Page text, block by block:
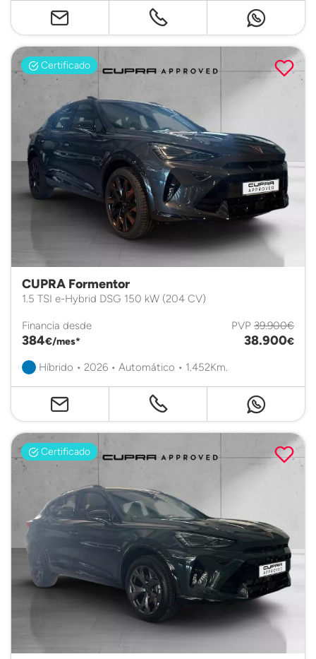
Certificado
CUPRA Formentor
1.5 TSI e-Hybrid DSG 150 kW (204 CV)
Financia desde
384€/mes*
PVP 39.900€
38.900€
Híbrido • 2026 • Automático • 1.452Km.
Certificado